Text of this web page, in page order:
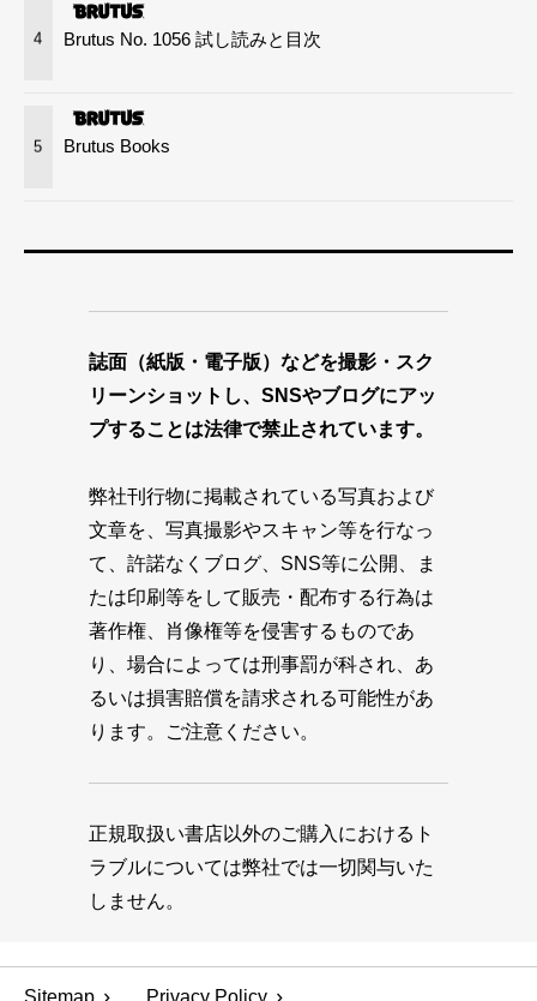
4 Brutus No. 1056 試し読みと目次
5 Brutus Books
誌面（紙版・電子版）などを撮影・スク
リーンショットし、SNSやブログにアッ
プすることは法律で禁止されています。
弊社刊行物に掲載されている写真および
文章を、写真撮影やスキャン等を行なっ
て、許諾なくブログ、SNS等に公開、ま
たは印刷等をして販売・配布する行為は
著作権、肖像権等を侵害するものであ
り、場合によっては刑事罰が科され、あ
るいは損害賠償を請求される可能性があ
ります。ご注意ください。
正規取扱い書店以外のご購入におけるト
ラブルについては弊社では一切関与いた
しません。
Sitemap Privacy Policy